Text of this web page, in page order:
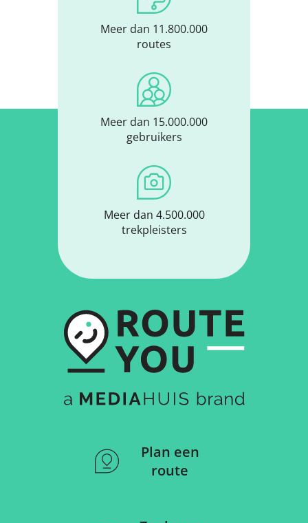
Meer dan 11.800.000
routes
Meer dan 15.000.000
gebruikers
Meer dan 4.500.000
trekpleisters
Plan een
route